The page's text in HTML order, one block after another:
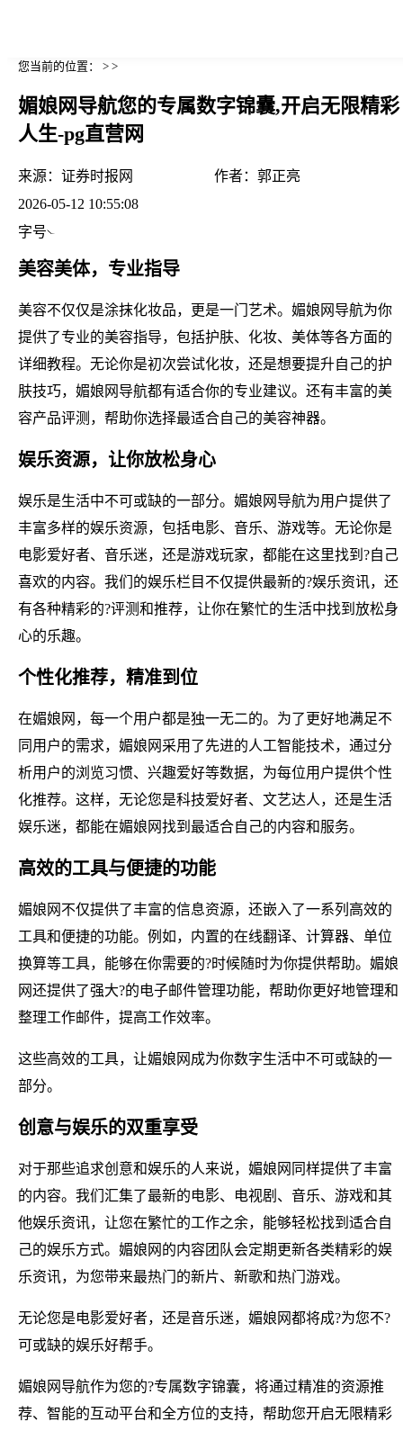
您当前的位置： > >
媚娘网导航您的专属数字锦囊,开启无限精彩
人生-pg直营网
来源： 证券时报网 作者： 郭正亮
2026-05-12 10:55:08
字号
美容美体，专业指导
美容不仅仅是涂抹化妆品，更是一门艺术。媚娘网导航为你
提供了专业的美容指导，包括护肤、化妆、美体等各方面的
详细教程。无论你是初次尝试化妆，还是想要提升自己的护
肤技巧，媚娘网导航都有适合你的专业建议。还有丰富的美
容产品评测，帮助你选择最适合自己的美容神器。
娱乐资源，让你放松身心
娱乐是生活中不可或缺的一部分。媚娘网导航为用户提供了
丰富多样的娱乐资源，包括电影、音乐、游戏等。无论你是
电影爱好者、音乐迷，还是游戏玩家，都能在这里找到?自己
喜欢的内容。我们的娱乐栏目不仅提供最新的?娱乐资讯，还
有各种精彩的?评测和推荐，让你在繁忙的生活中找到放松身
心的乐趣。
个性化推荐，精准到位
在媚娘网，每一个用户都是独一无二的。为了更好地满足不
同用户的需求，媚娘网采用了先进的人工智能技术，通过分
析用户的浏览习惯、兴趣爱好等数据，为每位用户提供个性
化推荐。这样，无论您是科技爱好者、文艺达人，还是生活
娱乐迷，都能在媚娘网找到最适合自己的内容和服务。
高效的工具与便捷的功能
媚娘网不仅提供了丰富的信息资源，还嵌入了一系列高效的
工具和便捷的功能。例如，内置的在线翻译、计算器、单位
换算等工具，能够在你需要的?时候随时为你提供帮助。媚娘
网还提供了强大?的电子邮件管理功能，帮助你更好地管理和
整理工作邮件，提高工作效率。
这些高效的工具，让媚娘网成为你数字生活中不可或缺的一
部分。
创意与娱乐的双重享受
对于那些追求创意和娱乐的人来说，媚娘网同样提供了丰富
的内容。我们汇集了最新的电影、电视剧、音乐、游戏和其
他娱乐资讯，让您在繁忙的工作之余，能够轻松找到适合自
己的娱乐方式。媚娘网的内容团队会定期更新各类精彩的娱
乐资讯，为您带来最热门的新片、新歌和热门游戏。
无论您是电影爱好者，还是音乐迷，媚娘网都将成?为您不?
可或缺的娱乐好帮手。
媚娘网导航作为您的?专属数字锦囊，将通过精准的资源推
荐、智能的互动平台和全方位的支持，帮助您开启无限精彩